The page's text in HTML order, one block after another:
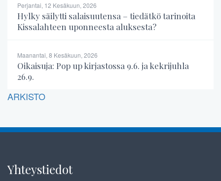
Perjantai, 12 Kesäkuun, 2026
Hylky säilytti salaisuutensa – tiedätkö tarinoita
Kissalahteen uponneesta aluksesta?
Maanantai, 8 Kesäkuun, 2026
Oikaisuja: Pop up kirjastossa 9.6. ja kekrijuhla
26.9.
ARKISTO
Yhteystiedot